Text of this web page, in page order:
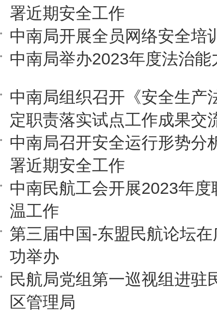
署近期安全工作
中南局开展全员网络安全培
中南局举办2023年度法治能
中南局组织召开《安全生产
定职责落实试点工作成果交
中南局召开安全运行形势分
署近期安全工作
中南民航工会开展2023年度
温工作
第三届中国-东盟民航论坛
功举办
民航局党组第一巡视组进驻
区管理局